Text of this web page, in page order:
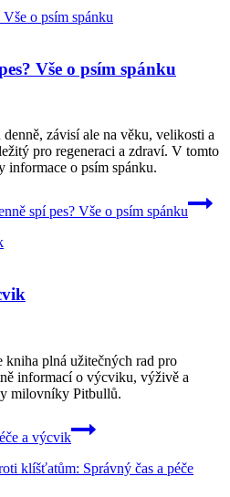
Vše o psím spánku
závisí ale na věku, velikosti a
pro regeneraci a zdraví. V tomto
informace o psím spánku.
spí pes? Vše o psím spánku
plná užitečných rad pro
informací o výcviku, výživě a
milovníky Pitbullů.
a výcvik